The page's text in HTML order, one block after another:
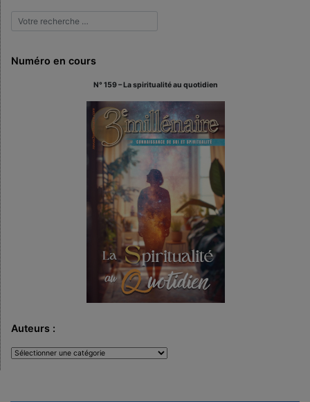
Numéro en cours
N° 159 – La spiritualité au quotidien
Auteurs :
Auteurs
: